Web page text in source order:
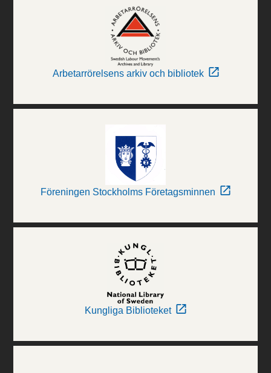
Arbetarrörelsens arkiv och bibliotek
Föreningen Stockholms Företagsminnen
Kungliga Biblioteket